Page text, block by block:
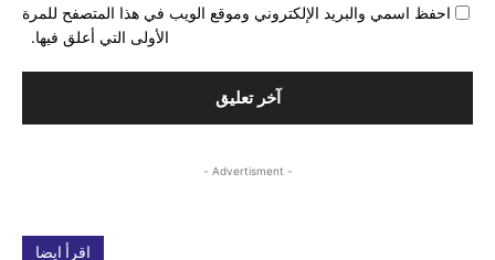
احفظ اسمي والبريد الإلكتروني وموقع الويب في هذا المتصفح للمرة
الأولى التي أعلق فيها.
- Advertisment -
اقرأ ايضا